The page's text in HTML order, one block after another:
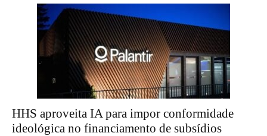
HHS aproveita IA para impor conformidade
ideológica no financiamento de subsídios